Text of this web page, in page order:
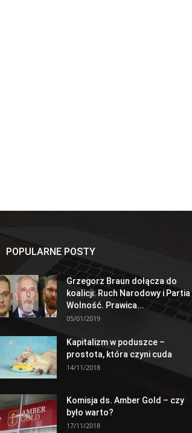
POPULARNE POSTY
Grzegorz Braun dołącza do
koalicji: Ruch Narodowy i Partia
Wolność. Prawica...
05/01/2019
Kapitalizm w poduszce –
prostota, która czyni cuda
14/11/2018
Komisja ds. Amber Gold – czy
było warto?
17/11/2018